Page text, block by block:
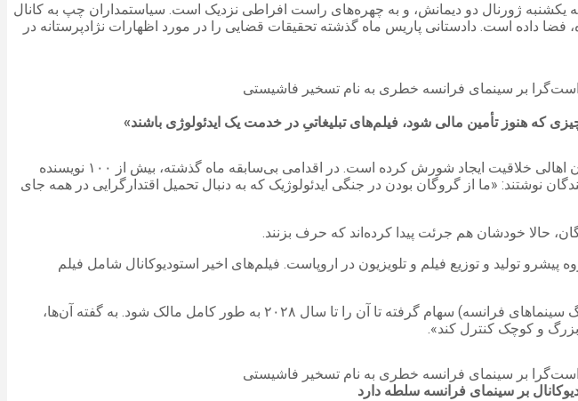
امپراتوری قدرتمند رسانه‌ای دارد از جمله کانال سی‌نیوز، رادیو اروپا ۱ و روزنامه یکشنبه ژورنال دو دیمانش، و به چهره‌های راست افراطی نزدیک است. سیاستمداران چپ به کانال
داده است. دادستانی پاریس ماه گذشته تحقیقات قضایی را در مورد اظهارات نژادپرستانه در
که هنوز تأمین مالی شود، فیلم‌های تبلیغاتیِ در خدمت یک ایدئولوژی باشند»
نقش قدرتمند بولوره در دنیای فرهنگ فرانسه، پیش از انتخابات ریاست‌جمهوری سال آینده این کشور، در میان اهالی خلاقیت ایجاد شورش کرده است. در اقدامی بی‌سابقه ماه گذشته، بیش از ۱۰۰ نویسنده
نوشتند: «ما از گروگان بودن در جنگی ایدئولوژیک که به دنبال تحمیل اقتدارگرایی در همه جای
حالا خودشان هم جرئت پیدا کرده‌اند که حرف بزنند.
پیشرو تولید و توزیع فیلم و تلویزیون در اروپاست. فیلم‌های اخیر استودیوکانال شامل فیلم
این چهره‌های سینمایی گفتند که از این موضوع نگران شده‌اند که کانال‌پلاس در یوجی‌سی (سومین شبکه بزرگ سینماهای فرانسه) سهام گرفته تا آن را تا سال ۲۰۲۸ به طور کامل مالک شود. به گفته آن‌ها،
بزرگ و کوچک کنترل کند».
بر سینمای فرانسه سلطه دارد